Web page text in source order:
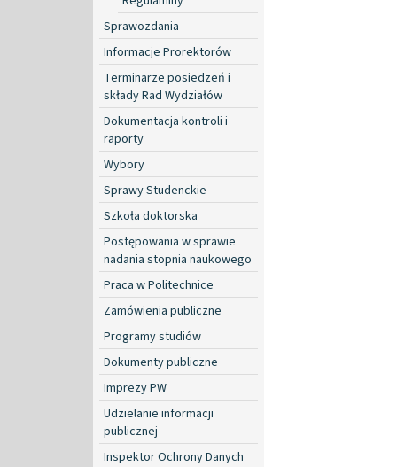
Sprawozdania
Informacje Prorektorów
Terminarze posiedzeń i
składy Rad Wydziałów
Dokumentacja kontroli i
raporty
Wybory
Sprawy Studenckie
Szkoła doktorska
Postępowania w sprawie
nadania stopnia naukowego
Praca w Politechnice
Zamówienia publiczne
Programy studiów
Dokumenty publiczne
Imprezy PW
Udzielanie informacji
publicznej
Inspektor Ochrony Danych